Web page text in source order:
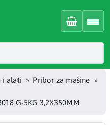
i alati
Pribor za mašine
G-5KG 3,2X350MM